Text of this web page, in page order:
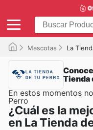
Mascotas La
Tienda
En estos momentos
Perro
¿Cuál es la
en La Tienda